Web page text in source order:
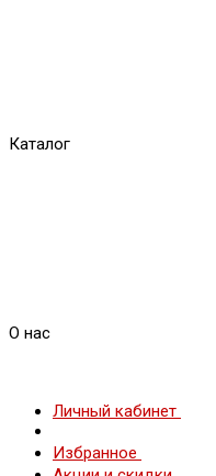
Каталог
О нас
Личный кабинет
Избранное